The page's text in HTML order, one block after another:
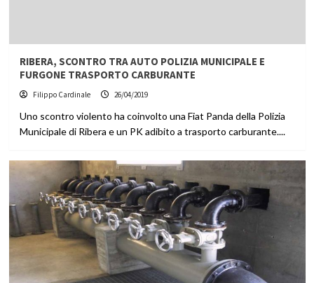
RIBERA, SCONTRO TRA AUTO POLIZIA MUNICIPALE E
FURGONE TRASPORTO CARBURANTE
Filippo Cardinale 26/04/2019
Uno scontro violento ha coinvolto una Fiat Panda della Polizia
Municipale di Ribera e un PK adibito a trasporto carburante....